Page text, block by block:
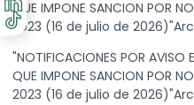
QUE IMPONE SANCION POR
2023 (16 de julio de
"NOTIFICACIONES POR AVISO
QUE IMPONE SANCION POR
2023 (16 de julio de